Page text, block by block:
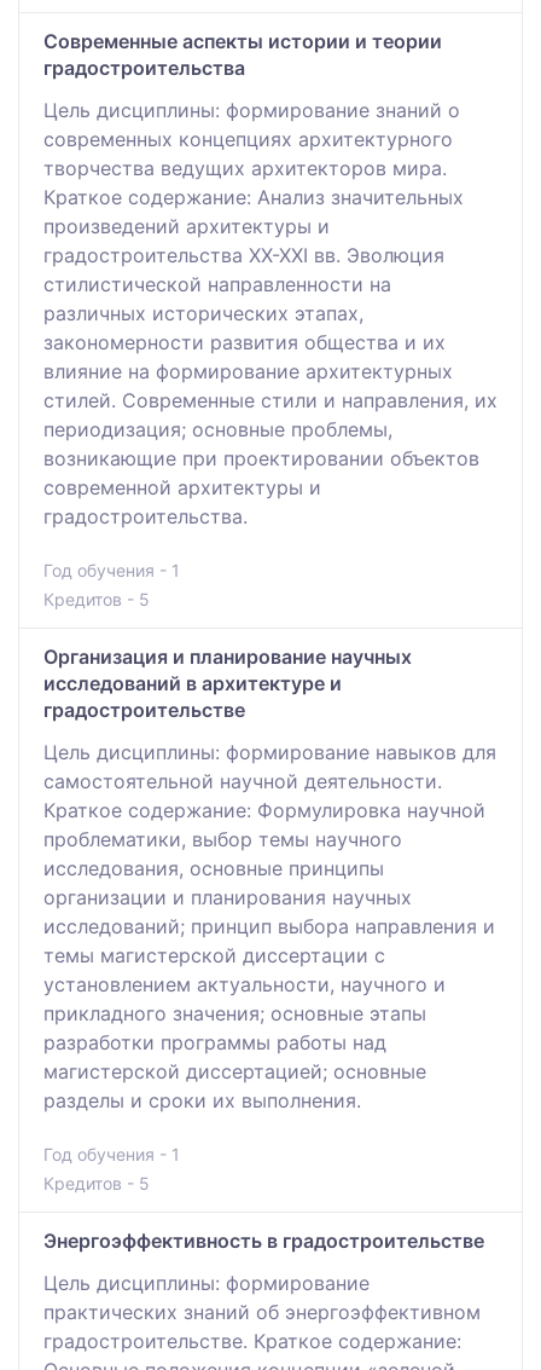
Современные аспекты истории и теории
градостроительства
Цель дисциплины: формирование знаний о
современных концепциях архитектурного
творчества ведущих архитекторов мира.
Краткое содержание: Анализ значительных
произведений архитектуры и
градостроительства ХХ-ХХI вв. Эволюция
стилистической направленности на
различных исторических этапах,
закономерности развития общества и их
влияние на формирование архитектурных
стилей. Современные стили и направления, их
периодизация; основные проблемы,
возникающие при проектировании объектов
современной архитектуры и
градостроительства.
Год обучения - 1
Кредитов - 5
Организация и планирование научных
исследований в архитектуре и
градостроительстве
Цель дисциплины: формирование навыков для
самостоятельной научной деятельности.
Краткое содержание: Формулировка научной
проблематики, выбор темы научного
исследования, основные принципы
организации и планирования научных
исследований; принцип выбора направления и
темы магистерской диссертации с
установлением актуальности, научного и
прикладного значения; основные этапы
разработки программы работы над
магистерской диссертацией; основные
разделы и сроки их выполнения.
Год обучения - 1
Кредитов - 5
Энергоэффективность в градостроительстве
Цель дисциплины: формирование
практических знаний об энергоэффективном
градостроительстве. Краткое содержание: